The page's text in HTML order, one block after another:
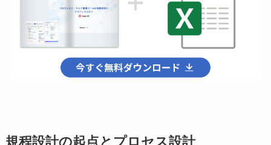
規程設計の起点とプロセス設計